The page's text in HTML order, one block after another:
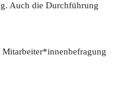
Auch die Durchführung